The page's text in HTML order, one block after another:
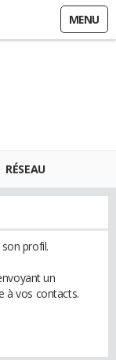
MENU
RÉSEAU
profil.
un
à vos contacts.